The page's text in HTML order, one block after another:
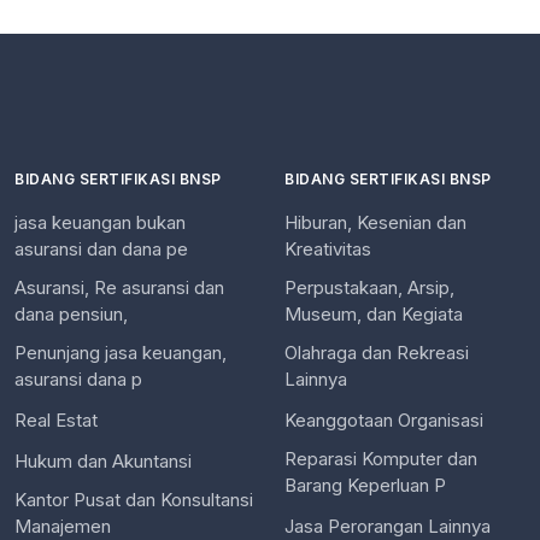
BIDANG SERTIFIKASI BNSP
jasa keuangan bukan
asuransi dan dana pe
Asuransi, Re asuransi dan
dana pensiun,
Penunjang jasa keuangan,
asuransi dana p
Real Estat
Hukum dan Akuntansi
Kantor Pusat dan Konsultansi
Manajemen
BIDANG SERTIFIKASI BNSP
Hiburan, Kesenian dan
Kreativitas
Perpustakaan, Arsip,
Museum, dan Kegiata
Olahraga dan Rekreasi
Lainnya
Keanggotaan Organisasi
Reparasi Komputer dan
Barang Keperluan P
Jasa Perorangan Lainnya